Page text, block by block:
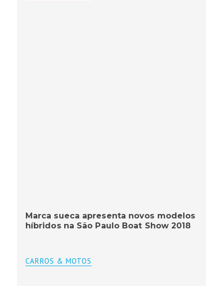
Marca sueca apresenta novos modelos
híbridos na São Paulo Boat Show 2018
CARROS & MOTOS